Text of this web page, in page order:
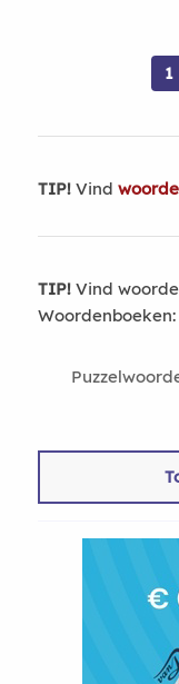
1
TIP!Vind
TIP!Vind
Woordenboeken: